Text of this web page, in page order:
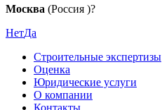
Москва (Россия )?
НетДа
Строительные экспертизы
Оценка
Юридические услуги
О компании
Контакты